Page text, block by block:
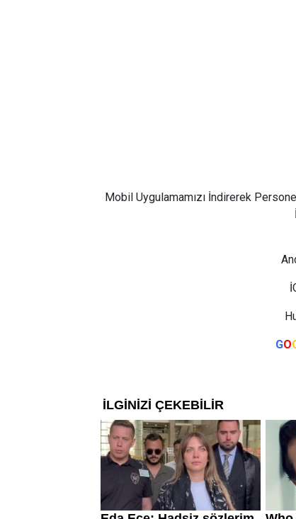
Mobil Uygulamamızı İndirerek
GO